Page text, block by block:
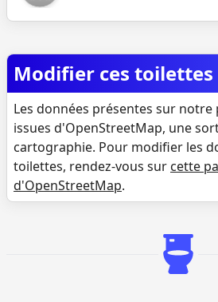
Modifier ces toilettes
Les données présentes sur
issues d'OpenStreetMap, une
cartographie. Pour modifier les
toilettes, rendez-vous sur cette
d'OpenStreetMap.